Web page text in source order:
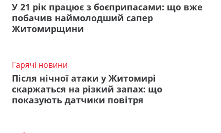
У 21 рік працює з боєприпасами: що вже
побачив наймолодший сапер
Житомирщини
Гарячі новини
Після нічної атаки у Житомирі
скаржаться на різкий запах: що
показують датчики повітря